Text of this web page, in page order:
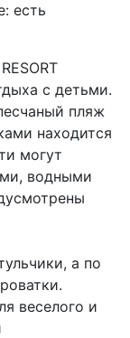
есть
с детьми.
пляж
находится
могут
водными
а по
веселого и